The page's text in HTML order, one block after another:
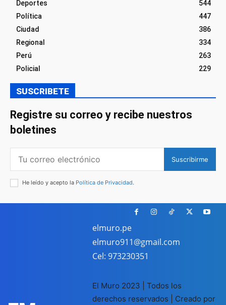
Deportes
544
Política
447
Ciudad
386
Regional
334
Perú
263
Policial
229
SUSCRIBETE
Registre su correo y recibe nuestros
boletines
Suscribirme
He leído y acepto la Política de Privacidad.
elmuro.pe
elmuro911@gmail.com
Cel: 973230351
El Muro 2023 | Todos los
derechos reservados | Creado por